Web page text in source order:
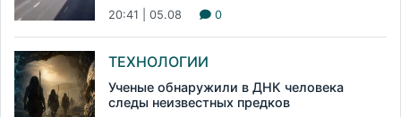
20:41 | 05.08 0
ТЕХНОЛОГИИ
Ученые обнаружили в ДНК человека
следы неизвестных предков